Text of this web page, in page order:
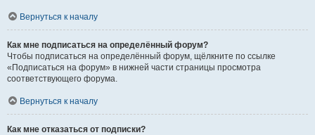
Вернуться к началу
Как мне подписаться на определённый форум?
Чтобы подписаться на определённый форум, щёлкните по ссылке
«Подписаться на форум» в нижней части страницы просмотра
соответствующего форума.
Вернуться к началу
Как мне отказаться от подписки?